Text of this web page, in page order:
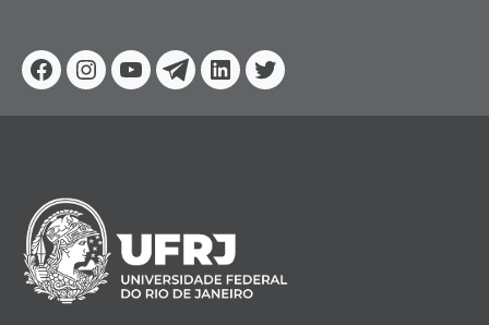
Facebook
Instagram
YoutubeTelegram
Linkedin
Twitter